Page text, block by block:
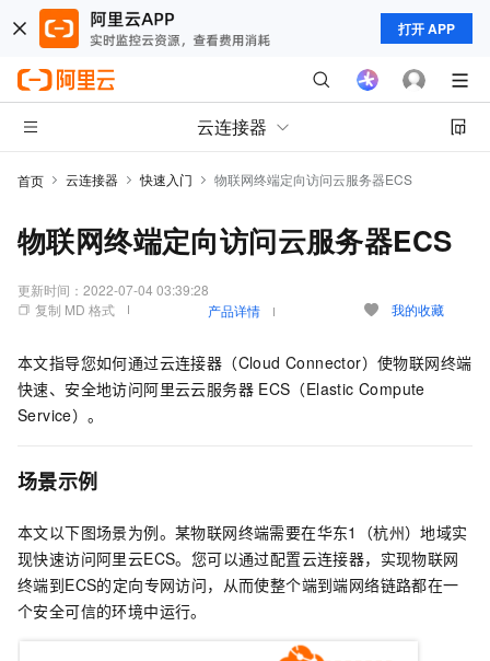
打开 APP
云连接器
首页 云连接器 快速入门 物联网终端定向访问云服务器ECS
物联网终端定向访问云服务器ECS
更新时间： 2022-07-04 03:39:28
复制 MD 格式
产品详情 我的收藏
本文指导您如何通过云连接器（Cloud Connector）使物联网终端
快速、安全地访问阿里云云服务器 ECS（Elastic Compute
Service）。
场景示例
本文以下图场景为例。某物联网终端需要在华东1（杭州）地域实
现快速访问阿里云ECS。您可以通过配置云连接器，实现物联网
终端到ECS的定向专网访问，从而使整个端到端网络链路都在一
个安全可信的环境中运行。